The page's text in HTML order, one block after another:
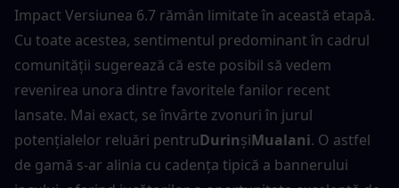
Impact Versiunea 6.7 rămân limitate în această etapă.
Cu toate acestea, sentimentul predominant în cadrul
comunității sugerează că este posibil să vedem
revenirea unora dintre favoritele fanilor recent
lansate. Mai exact, se învârte zvonuri în jurul
potențialelor reluări pentruDurinşiMualani. O astfel
de gamă s-ar alinia cu cadența tipică a bannerului